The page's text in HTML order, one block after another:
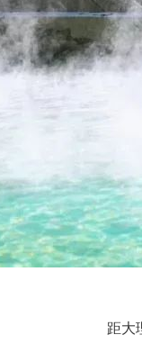
距大